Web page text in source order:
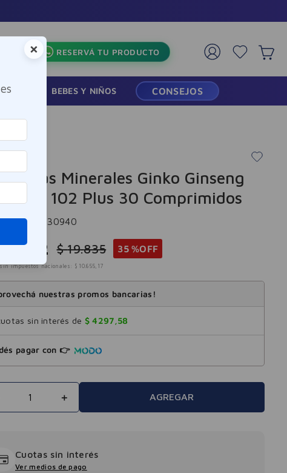
RESERVÁ TU PRODUCTO
BEBES Y NIÑOS CONSEJOS
Minerales Ginko Ginseng
102 Plus 30 Comprimidos
9930940
.892 $ 19.835 35 %OFF
impuestos nacionales: $ 10.655, 17
nuestras promos bancarias!
sin interés de $ 4297,58
pagar con 👉
＋ AGREGAR
Cuotas sin interés
Ver medios de pago
×